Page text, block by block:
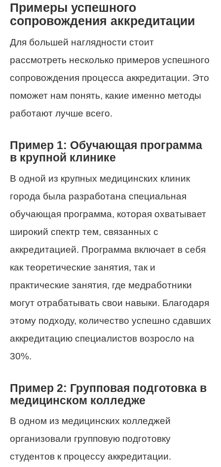
Примеры успешного
сопровождения аккредитации
Для большей наглядности стоит
рассмотреть несколько примеров успешного
сопровождения процесса аккредитации. Это
поможет нам понять, какие именно методы
работают лучше всего.
Пример 1: Обучающая программа
в крупной клинике
В одной из крупных медицинских клиник
города была разработана специальная
обучающая программа, которая охватывает
широкий спектр тем, связанных с
аккредитацией. Программа включает в себя
как теоретические занятия, так и
практические занятия, где медработники
могут отрабатывать свои навыки. Благодаря
этому подходу, количество успешно сдавших
аккредитацию специалистов возросло на
30%.
Пример 2: Групповая подготовка в
медицинском колледже
В одном из медицинских колледжей
организовали групповую подготовку
студентов к процессу аккредитации.